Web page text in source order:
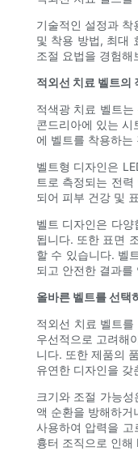
기술적인 설정과
및 착용 방법, 최대
조절 요법을 경험
적외선 치료 벨트의
적색광 치료 벨트
콘드리아에 있는
에 벨트를 착용하는
벨트형 디자인은
트로 측정되는 전
되어 피부 건강 및
벨트 디자인은 다
됩니다. 또한 표면
할 수 있습니다. 벨
되고 안전한 결과를
올바른 벨트를 선택
적외선 치료 벨트
우선적으로 고려해
니다. 또한 제품의
유연한 디자인을 갖
크기와 조절 가능
액 순환을 방해하
사용하여 압력을
흉터 조직으로 인해